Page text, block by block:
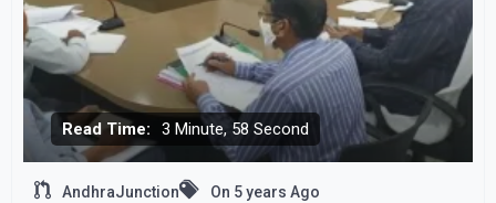
Read Time: 3 Minute, 58 Second
AndhraJunction On 5 years Ago